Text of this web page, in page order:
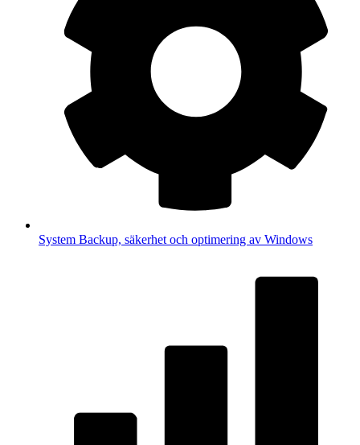
System Backup, säkerhet och optimering av Windows